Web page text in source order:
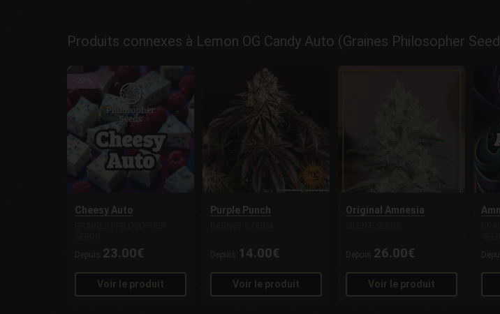
Produits connexes à Lemon OG Candy Auto (Graines Philosopher
Cheesy Auto
Depuis 23.00€
Voir le produit
Purple Punch
Depuis 14.00€
Voir le produit
Original Amnesia
Depuis 26.00€
Voir le produit